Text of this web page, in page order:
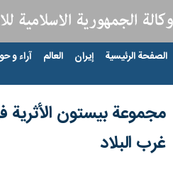
الصفحة الرئيسية إيران العالم آراء و
مجموعة بيستون
غرب البلاد